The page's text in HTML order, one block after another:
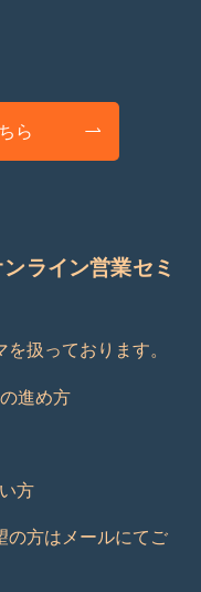
ら
ライン営業セミ
扱っております。
進め方
方
の方はメールにてご